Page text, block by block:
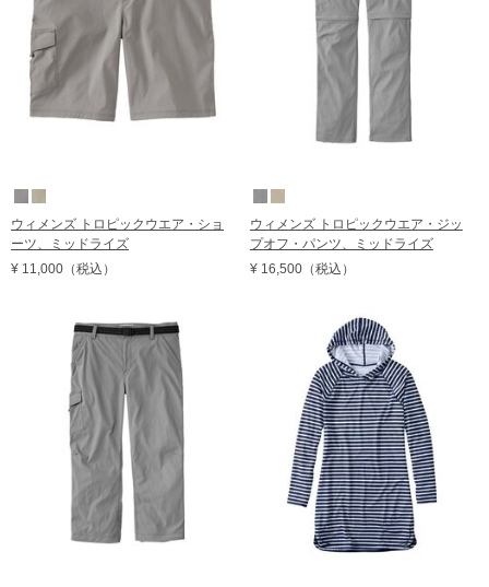
ウィメンズ トロピックウエア・ショ
ーツ、ミッドライズ
¥ 11,000 （税込）
ウィメンズ トロピックウエア・ジッ
プオフ・パンツ、ミッドライズ
¥ 16,500（税込）